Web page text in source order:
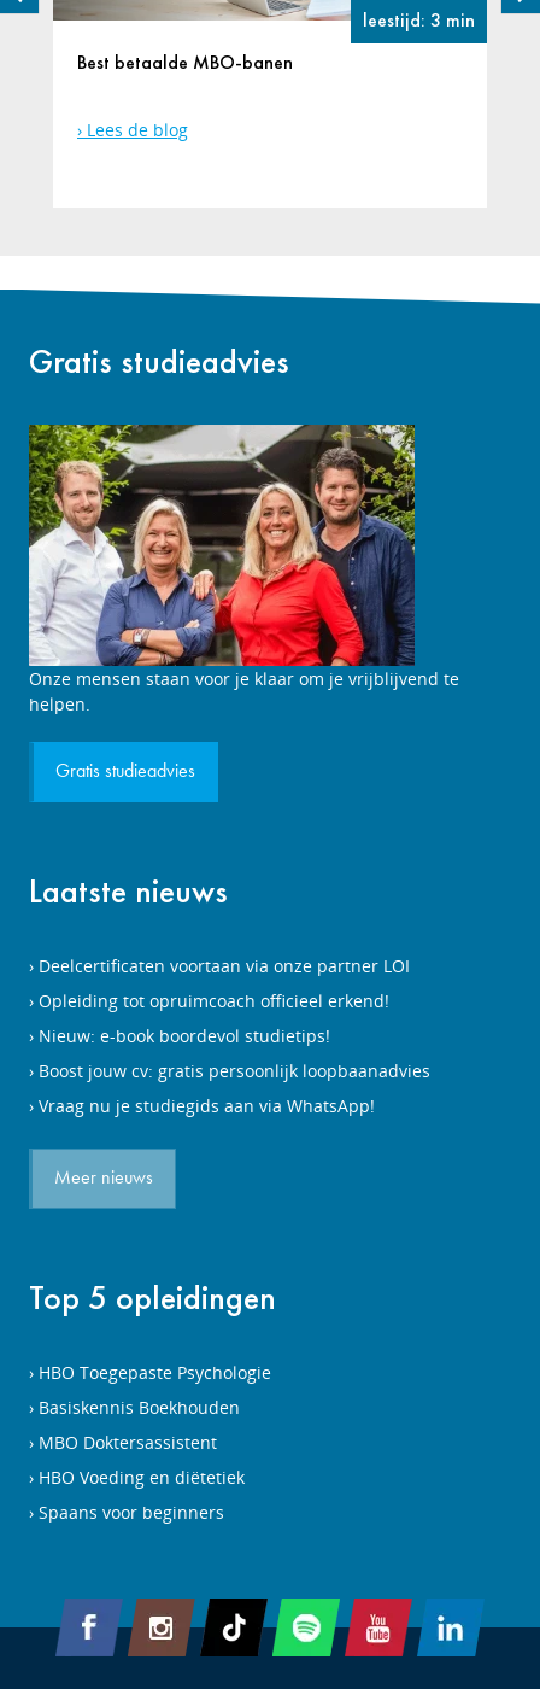
leestijd: 3 min
Best betaalde MBO-banen
Lees de blog
Gratis studieadvies
Studieadviesgesprek
aanvragen
Onze mensen staan voor je klaar om je vrijblijvend te
helpen.
Gratis studieadvies
Laatste nieuws
Deelcertificaten voortaan via onze partner LOI
Opleiding tot opruimcoach officieel erkend!
Nieuw: e-book boordevol studietips!
Boost jouw cv: gratis persoonlijk loopbaanadvies
Vraag nu je studiegids aan via WhatsApp!
Meer nieuws
Top 5 opleidingen
HBO Toegepaste Psychologie
Basiskennis Boekhouden
MBO Doktersassistent
HBO Voeding en diëtetiek
Spaans voor beginners